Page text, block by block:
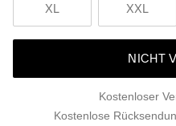
XL XXL
NICHT
Kostenloser
Kostenlose